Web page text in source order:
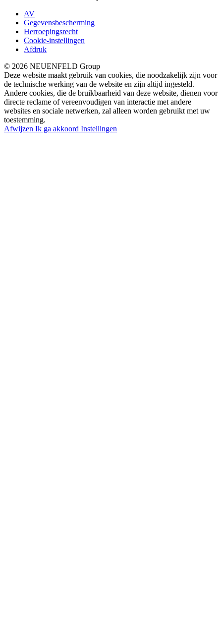
AV
Gegevensbescherming
Herroepingsrecht
Cookie-instellingen
Afdruk
© 2026 NEUENFELD Group
Deze website maakt gebruik van cookies, die noodzakelijk zijn voor
de technische werking van de website en zijn altijd ingesteld.
Andere cookies, die de bruikbaarheid van deze website, dienen voor
directe reclame of vereenvoudigen van interactie met andere
websites en sociale netwerken, zal alleen worden gebruikt met uw
toestemming.
Afwijzen Ik ga akkoord Instellingen